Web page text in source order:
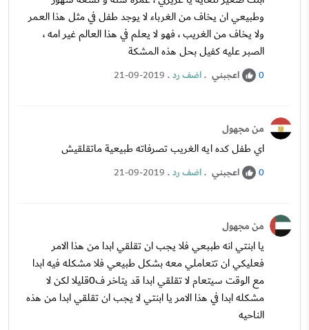
وطبيعي ان يخاف من الغرباء لا يوجد طفل في مثل هذا العمر
ولا يخاف من الغريب ، فهو لا يعلم في هذا العالم غير امه ،
الصبر عليه كفيل بحل هذه المشكة
0 اعجبني .اضف رد.
21-09-2019
من مجهول
اي طفل كده ايه الغريب تصرفاته طبيعية ماتقلقيش
0 اعجبني .اضف رد.
21-09-2019
من مجهول
يا ابنتي انه طببعي فلا يجب ان تقلقي ابدا من هذا الامر
فعليكي ان تتعاملي معه بشكل طبيعي فلا مشكله فيه ابدا
مع الوقت سيتعام لا تقلقي ابدا قد يتاخر ف0قليلا لكن لا
مشكله ابدا في هذا الامر يا ابنتي لا يجب ان تقلقي ابدا من هذه
الناحيه